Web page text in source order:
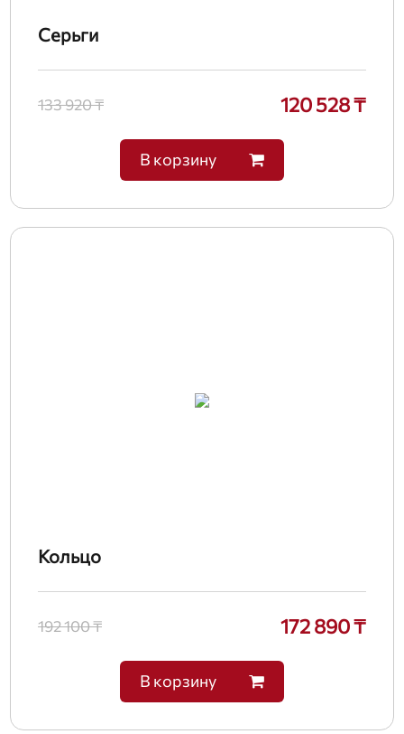
Серьги
133 920 ₸ 120 528 ₸
В корзину
Кольцо
192 100 ₸ 172 890 ₸
В корзину